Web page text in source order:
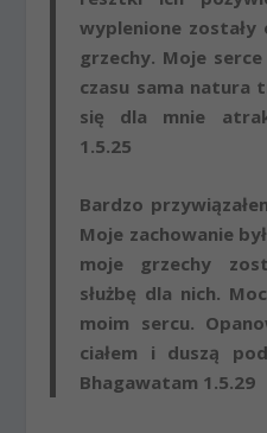
wyplenione
grzechy. Moje
czasu sama natura
się dla mnie
1.5.25
Bardzo
Moje zachowanie
moje grzechy
służbę dla nich.
moim sercu.
ciałem i duszą
Bhagawatam 1.5.29